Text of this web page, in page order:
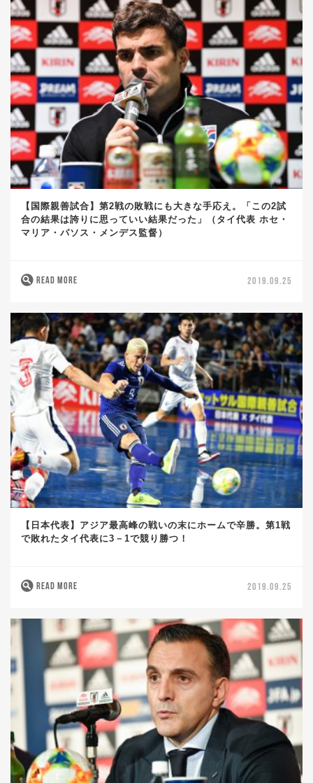
【国際親善試合】第2戦の敗戦にも大きな手応え。「この2試
合の結果は誇りに思っていい結果だった」（タイ代表 ホセ・
マリア・パソス・メンデス監督）
READ MORE 2019.09.25
【日本代表】アジア最高峰の戦いの末にホームで辛勝。第1戦
で敗れたタイ代表に3－1で競り勝つ！
READ MORE 2019.09.25